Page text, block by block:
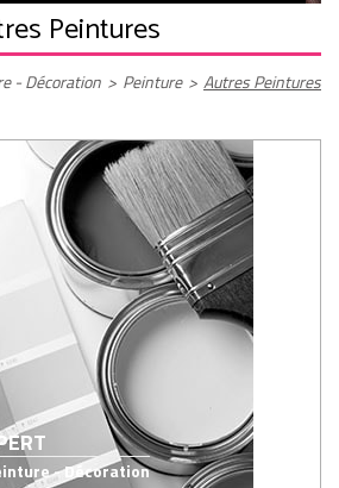
Peintures
- Décoration > Peinture > Autres Peintures
- Décoration